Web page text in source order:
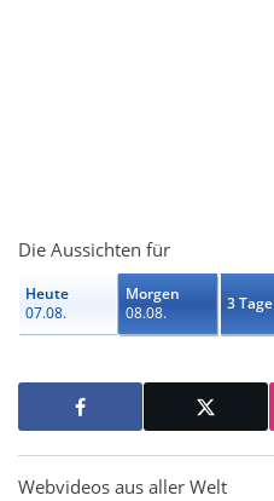
Die Aussichten für
Heute
07.08.
Morgen
08.08.
3 Tage
Webvideos aus aller Welt